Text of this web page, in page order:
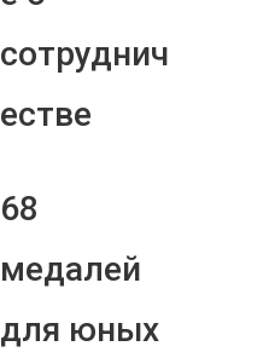
сотруднич
естве
68
медалей
для юных